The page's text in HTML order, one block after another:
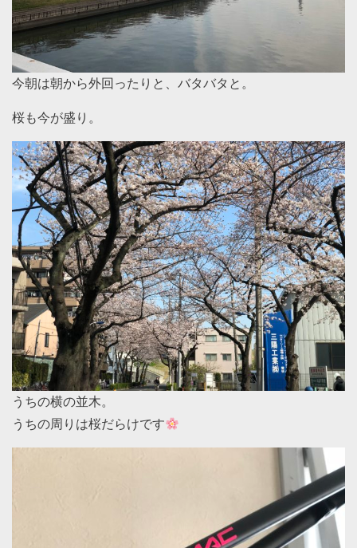
今朝は朝から外回ったりと、バタバタと。
桜も今が盛り。
うちの横の並木。
うちの周りは桜だらけです